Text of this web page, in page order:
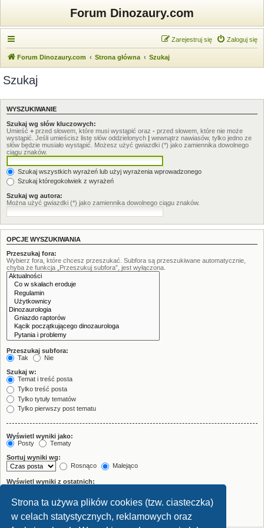
Strona ta używa plików cookies (tzw. ciasteczka)
w celach statystycznych, reklamowych oraz
Forum Dinozaury.com
Zaloguj się
Zarejestruj się
Forum Dinozaury.com Strona główna Szukaj
Szukaj
WYSZUKIWANIE
Szukaj wg słów kluczowych:
Umieść + przed słowem, które musi wystąpić oraz - przed słowem, które nie może
wystąpić. Jeśli umieścisz listę słów oddzielonych | wewnątrz nawiasów, tylko jedno ze
słów będzie musiało wystąpić. Możesz użyć gwiazdki (*) jako zamiennika dowolnego
ciągu znaków.
Szukaj wszystkich wyrażeń lub użyj wyrażenia wprowadzonego
Szukaj któregokolwiek z wyrażeń
Szukaj wg autora:
Można użyć gwiazdki (*) jako zamiennika dowolnego ciągu znaków.
OPCJE WYSZUKIWANIA
Przeszukaj fora:
Wybierz fora, które chcesz przeszukać. Subfora są przeszukiwane automatycznie,
chyba że funkcja „Przeszukuj subfora”, jest wyłączona.
Przeszukaj subfora:
Tak
Nie
Szukaj w:
Temat i treść posta
Tylko treść posta
Tylko tytuły tematów
Tylko pierwszy post tematu
Wyświetl wyniki jako:
Posty
Tematy
Sortuj wyniki wg:
Rosnąco
Malejąco
Wyświetl wyniki z ostatnich:
Wyświetl pierwsze:
znaków w poście